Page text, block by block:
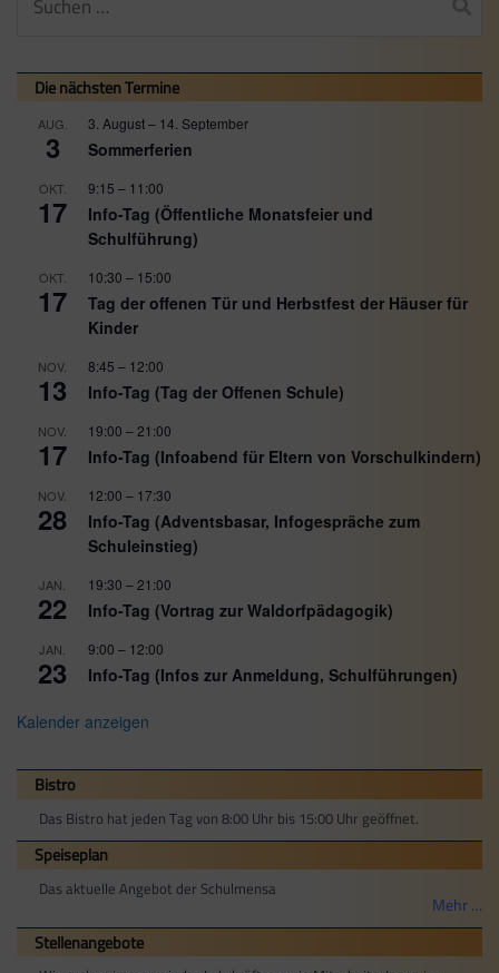
nach:
Die nächsten Termine
AUG.
3
3. August– 14. September
Sommerferien
OKT.
17
9:15 – 11:00
Info-Tag (Öffentliche Monatsfeier und
Schulführung)
OKT.
17
10:30 – 15:00
Tag der offenen Tür und Herbstfest der Häuser für
Kinder
NOV.
13
8:45 – 12:00
Info-Tag (Tag der Offenen Schule)
NOV.
17
19:00 –21:00
Info-Tag (Infoabend für Eltern von Vorschulkindern)
NOV.
28
12:00 – 17:30
Info-Tag (Adventsbasar, Infogespräche zum
Schuleinstieg)
JAN.
22
19:30 –21:00
Info-Tag (Vortrag zur Waldorfpädagogik)
JAN.
23
9:00 – 12:00
Info-Tag (Infos zur Anmeldung, Schulführungen)
Kalender anzeigen
Bistro
Das Bistro hat jeden Tag von 8:00 Uhr bis 15:00 Uhr geöffnet.
Speiseplan
Das aktuelle Angebot der Schulmensa
Mehr …
Stellenangebote